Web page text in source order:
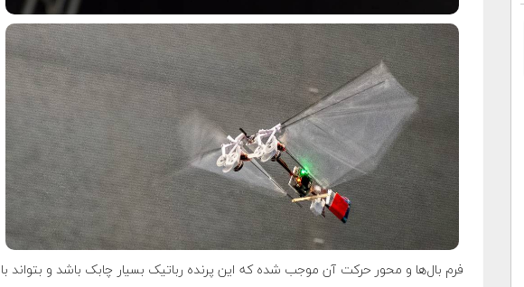
فرم بال‌ها و محور حرکت آن موجب شده که این پرنده رباتیک بسیار چابک باشد و بتواند با